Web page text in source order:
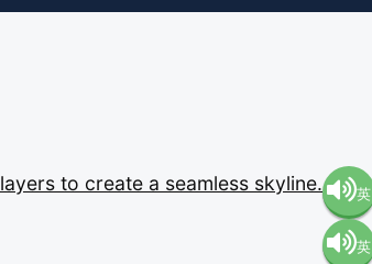
layers to create a seamless skyline. 英
語（米
英